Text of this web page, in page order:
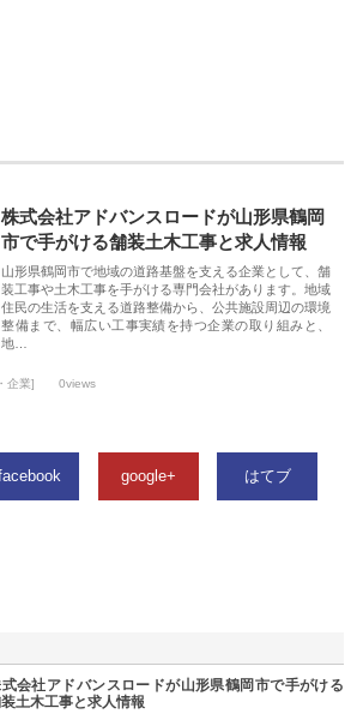
株式会社アドバンスロードが山形県鶴岡
市で手がける舗装土木工事と求人情報
山形県鶴岡市で地域の道路基盤を支える企業として、舗
装工事や土木工事を手がける専門会社があります。地域
住民の生活を支える道路整備から、公共施設周辺の環境
整備まで、幅広い工事実績を持つ企業の取り組みと、
地…
企業] 0views
google+ はてブ
会社アドバンスロードが山形県鶴岡市で手がける
土木工事と求人情報